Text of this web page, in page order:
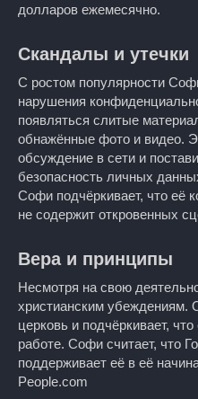
долларов ежемесячно.
Скандалы и утечки
С ростом популярности
нарушения
появляться слитые
обнажённые фото и видео.
обсуждение в сети и
безопасность личных
Софи подчёркивает, что её
не содержит откровенных
Вера и принципы
Несмотря на свою
христианским убеждениям.
церковь и подчёркивает,
работе. Софи считает, что
поддерживает её в её
People.com